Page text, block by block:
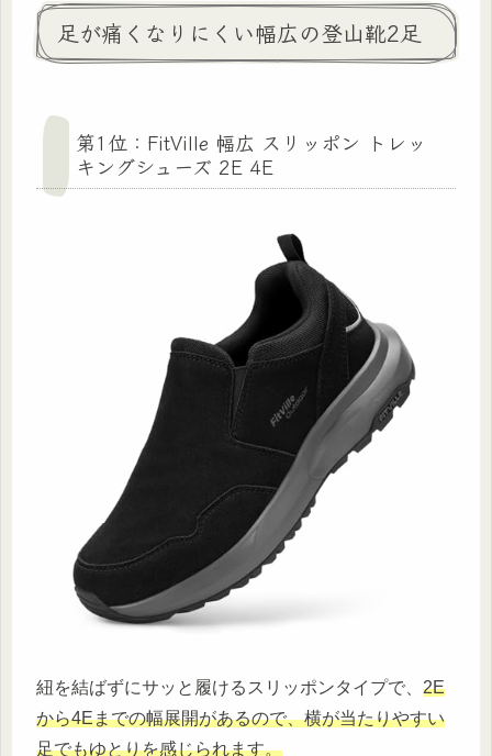
足が痛くなりにくい幅広の登山靴2足
第1位：FitVille 幅広 スリッポン トレッ
キングシューズ 2E 4E
紐を結ばずにサッと履けるスリッポンタイプで、 2E
から4Eまでの幅展開があるので、横が当たりやすい
足でもゆとりを感じられます。